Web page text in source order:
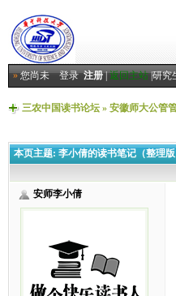
»您尚未登录 注册|返回主站|研究
三农中国读书论坛» 安徽师大公管
本页主题: 李小倩的读书笔记（整理版
安师李小倩